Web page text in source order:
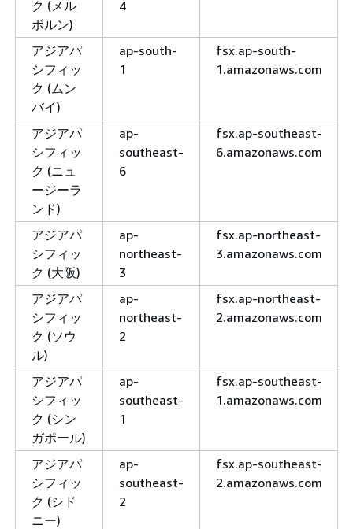
ク (メル
ボルン)
4
アジアパ
シフィッ
ク (ムン
バイ)
ap-south-
1
fsx.ap-south-
1.amazonaws.com
アジアパ
シフィッ
ク (ニュ
ージーラ
ンド)
ap-
southeast-
6
fsx.ap-southeast-
6.amazonaws.com
アジアパ
シフィッ
ク (大阪)
ap-
northeast-
3
fsx.ap-northeast-
3.amazonaws.com
アジアパ
シフィッ
ク (ソウ
ル)
ap-
northeast-
2
fsx.ap-northeast-
2.amazonaws.com
アジアパ
シフィッ
ク (シン
ガポール)
ap-
southeast-
1
fsx.ap-southeast-
1.amazonaws.com
アジアパ
シフィッ
ク (シド
ニー)
ap-
southeast-
2
fsx.ap-southeast-
2.amazonaws.com